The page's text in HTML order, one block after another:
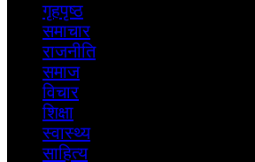
गृहपृष्ठ
समाचार
राजनीति
समाज
विचार
शिक्षा
स्वास्थ्य
साहित्य